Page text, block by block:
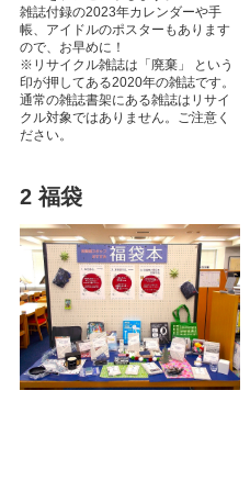
雑誌付録の2023年カレンダーや手
帳、アイドルのポスターもあります
ので、お早めに！
※リサイクル雑誌は「廃棄」 という
印が押してある2020年の雑誌です。
通常の雑誌書架にある雑誌はリサイ
クル対象ではありません。ご注意く
ださい。
2 福袋